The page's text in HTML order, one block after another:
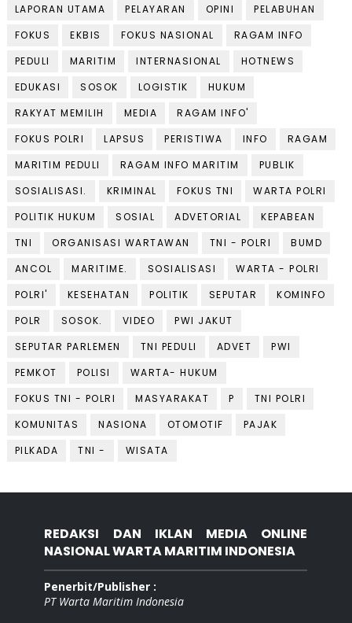
LAPORAN UTAMA
PELAYARAN OPINI
PELABUHAN
FOKUS
EKBIS FOKUS NASIONAL
RAGAM INFO
PEDULI
MARITIM INTERNASIONAL
HOTNEWS
EDUKASI
SOSOK LOGISTIK
HUKUM
RAKYAT MEMILIH
MEDIA
RAGAM INFO'
FOKUS POLRI
LAPSUS PERISTIWA INFO
RAGAM
MARITIM PEDULI
RAGAM INFO MARITIM
PUBLIK
SOSIALISASI.
KRIMINAL FOKUS TNI
WARTA POLRI
POLITIK HUKUM
SOSIAL ADVETORIAL
KEPABEAN
TNI
ORGANISASI WARTAWAN TNI - POLRI
BUMD
ANCOL
MARITIME. SOSIALISASI
WARTA - POLRI
POLRI'
KESEHATAN POLITIK SEPUTAR
KOMINFO
POLR
SOSOK. VIDEO
PWI JAKUT
SEPUTAR PARLEMEN
TNI PEDULI ADVET
PWI
PEMKOT
POLISI
WARTA- HUKUM
FOKUS TNI - POLRI
MASYARAKAT P
TNI POLRI
KOMUNITAS
NASIONA OTOMOTIF
PAJAK
PILKADA
TNI - WISATA
REDAKSI DAN IKLAN MEDIA ONLINE
NASIONAL WARTA MARITIM INDONESIA
Penerbit/Publisher :
PT Warta Maritim Indonesia